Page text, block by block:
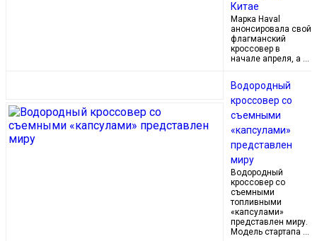
Китае
Марка Haval
анонсировала свой
флагманский
кроссовер в
начале апреля, а …
Водородный
кроссовер со
съемными
«капсулами»
представлен
миру
Водородный
кроссовер со
съемными
топливными
«капсулами»
представлен миру.
Модель стартапа …